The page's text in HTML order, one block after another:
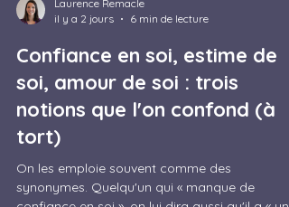
il y a 2 jours
6 min de lecture
Confiance en soi, estime de
soi, amour de soi : trois
notions que l'on confond (à
tort)
On les emploie souvent comme des